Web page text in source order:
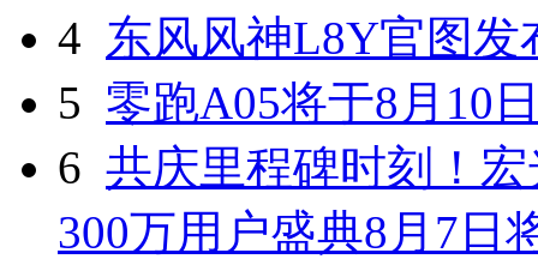
4 东风风神L8Y官图发
5 零跑A05将于8月10
6 共庆里程碑时刻！
300万用户盛典8月7日